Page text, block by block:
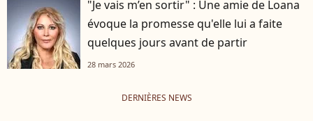
"Je vais m’en sortir" : Une amie de Loana
évoque la promesse qu'elle lui a faite
quelques jours avant de partir
28 mars 2026
DERNIÈRES NEWS